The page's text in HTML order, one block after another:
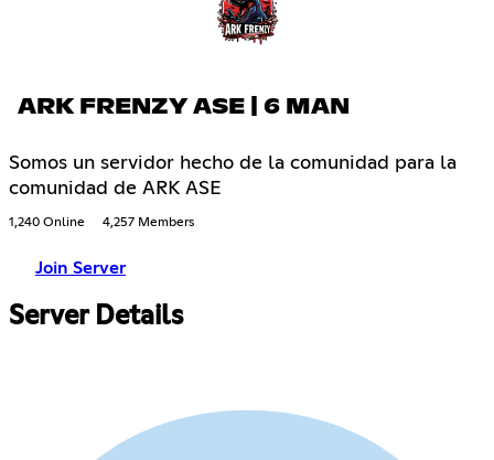
ARK FRENZY ASE | 6 MAN
Somos un servidor hecho de la comunidad para la
comunidad de ARK ASE
1,240 Online 4,257 Members
Join Server
Server Details